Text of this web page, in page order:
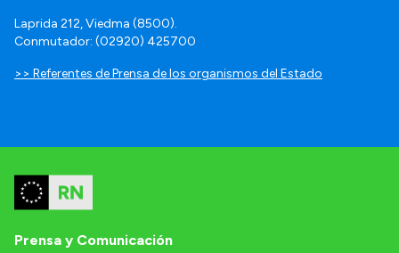
Laprida 212, Viedma (8500).
Conmutador: (02920) 425700
>> Referentes de Prensa de los organismos del Estado
Prensa y Comunicación